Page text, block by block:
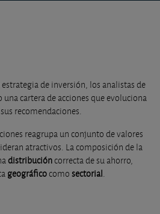
de inversión, los analistas de
una cartera de acciones que evoluciona
recomendaciones.
reagrupa un conjunto de valores
atractivos. La composición de la
distribución correcta de su ahorro,
geográfico como sectorial.